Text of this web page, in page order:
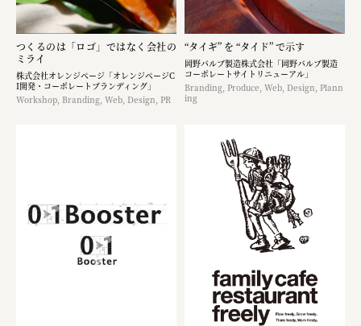
つくるのは「ロゴ」ではなく​会社の
ミライ
株式会社オレンジページ​「オレンジページC
I開発・コーポレートブランディング​」
Workshop, Branding, Web, Design, PR
“タイギ” を “タイド” で示す
岡野バルブ製造株式会社「岡野バルブ製造
コーポレートサイトリニューアル」
Branding, Produce, Web, Design, Plann
ing